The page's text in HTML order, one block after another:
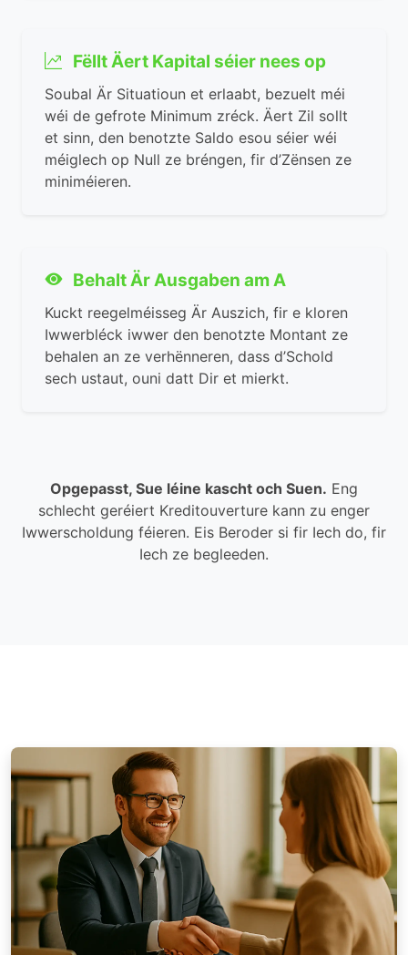
Fëllt Äert Kapital séier nees op
Soubal Är Situatioun et erlaabt, bezuelt méi
wéi de gefrote Minimum zréck. Äert Zil sollt
et sinn, den benotzte Saldo esou séier wéi
méiglech op Null ze bréngen, fir d’Zënsen ze
miniméieren.
Behalt Är Ausgaben am A
Kuckt reegelméisseg Är Auszich, fir e kloren
Iwwerbléck iwwer den benotzte Montant ze
behalen an ze verhënneren, dass d’Schold
sech ustaut, ouni datt Dir et mierkt.
Opgepasst, Sue léine kascht och Suen. Eng
schlecht geréiert Kreditouverture kann zu enger
Iwwerscholdung féieren. Eis Beroder si fir Iech do, fir
Iech ze begleeden.